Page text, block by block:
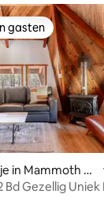
4,89 op 5, 75
gasten
gasten
in Mammoth La
Bd Gezellig Uniek